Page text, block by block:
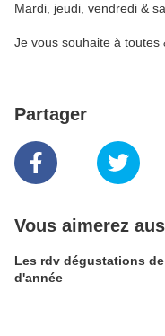
Mardi, jeudi, vendredi &
Je vous souhaite à toutes
Partager
Vous aimerez
Les rdv dégustations
d'année